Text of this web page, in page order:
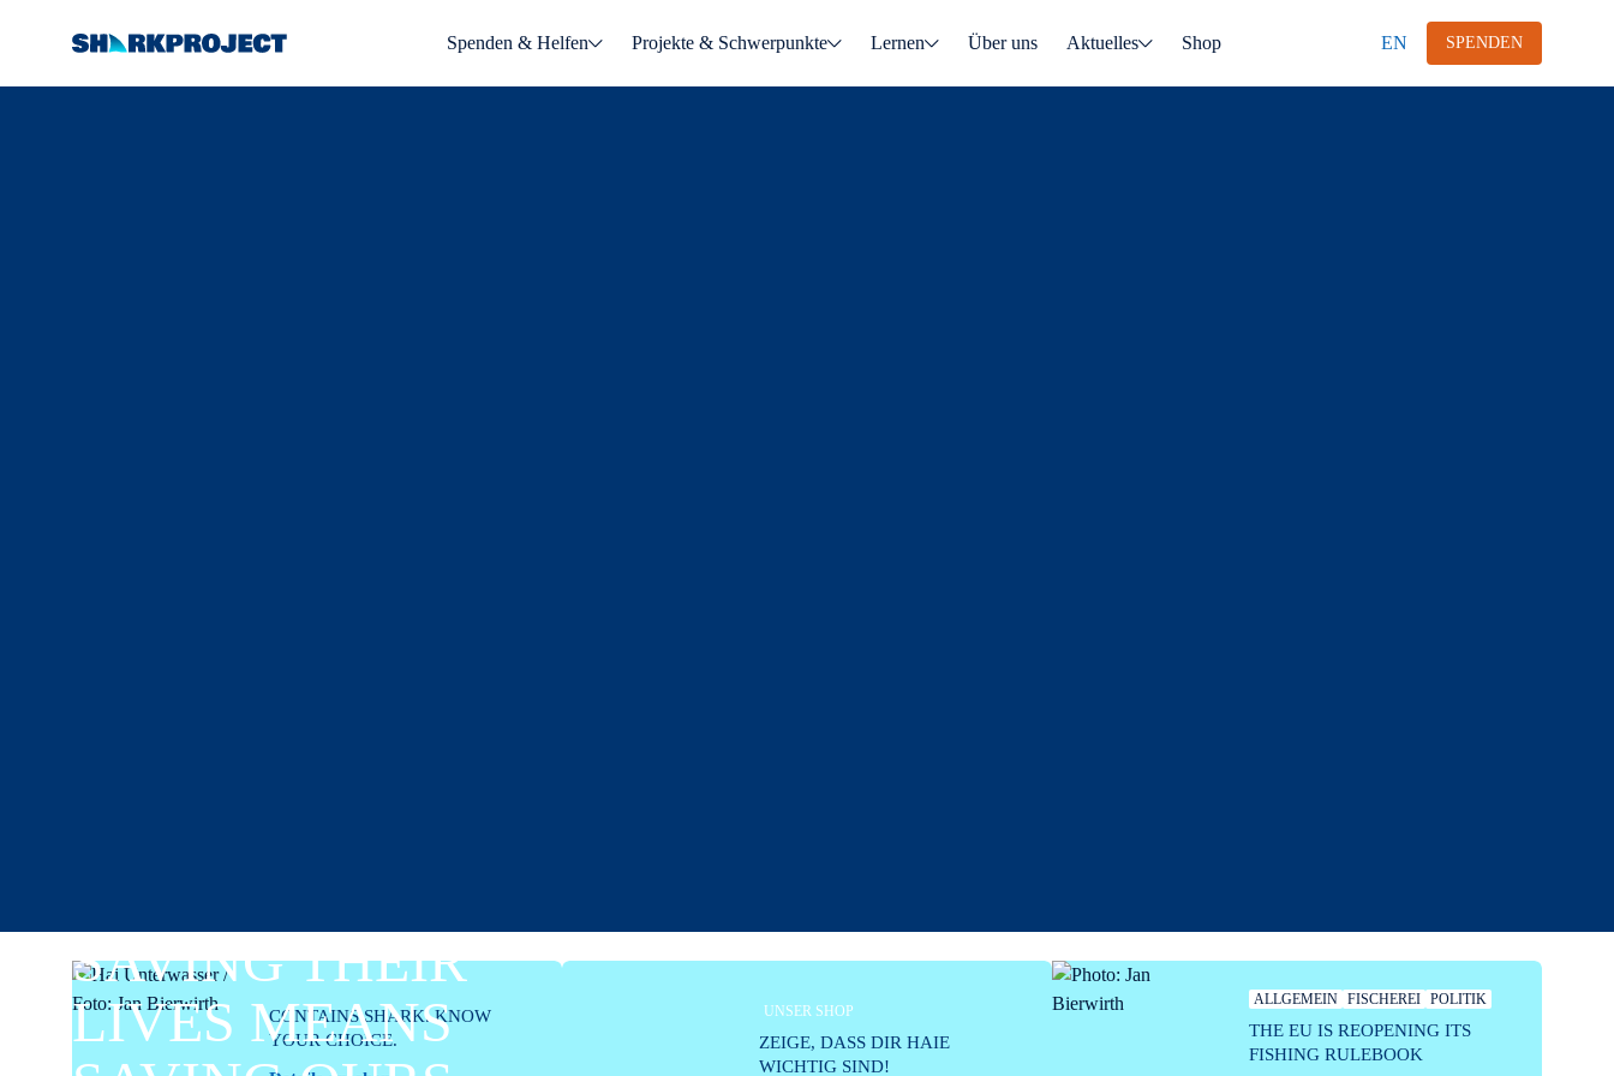
Spenden & Helfen Projekte & Schwerpunkte Lernen Über uns Aktuelles Shop EN SPENDEN
SAVING THEIR
LIVES MEANS
CONTAINS SHARK. KNOW
YOUR CHOICE.
UNSER SHOP
ZEIGE, DASS DIR HAIE
WICHTIG SIND!
ALLGEMEIN FISCHEREI POLITIK
THE EU IS REOPENING ITS
FISHING RULEBOOK